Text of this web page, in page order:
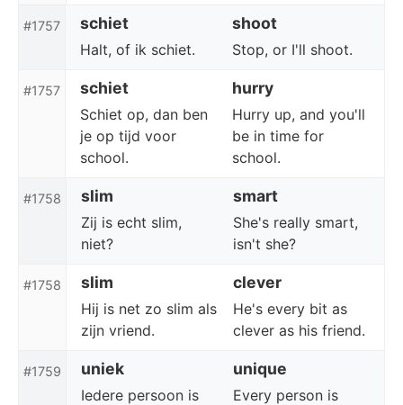
#1757 schiet shoot
Halt, of ik schiet. Stop, or I'll shoot.
#1757 schiet hurry
Schiet op, dan ben
je op tijd voor
school.
Hurry up, and you'll
be in time for
school.
#1758 slim smart
Zij is echt slim,
niet?
She's really smart,
isn't she?
#1758 slim clever
Hij is net zo slim als
zijn vriend.
He's every bit as
clever as his friend.
#1759 uniek unique
Iedere persoon is
Every person is